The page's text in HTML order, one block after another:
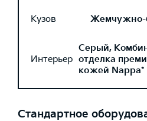
Кузов Жемчужно-
Интерьер
Серый,
отделка
кожей Nappa*
Стандартное